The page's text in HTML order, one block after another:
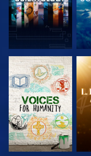
VERKEN DE
SERIE